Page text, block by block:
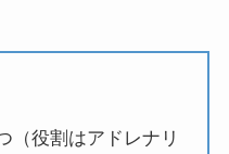
（役割はアドレナリ